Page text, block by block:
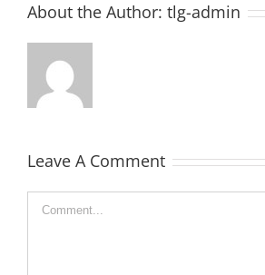
About the Author: tlg-admin
Leave A Comment